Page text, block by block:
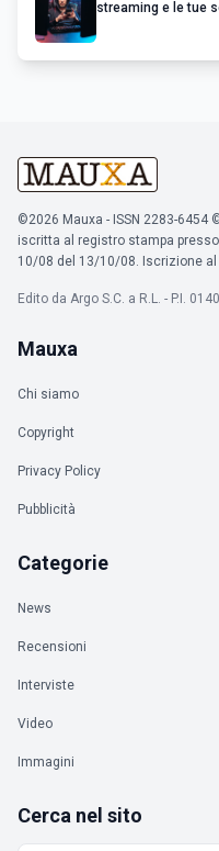
streaming e le tue
©2026 Mauxa - ISSN 2283-
iscritta al registro stampa
10/08 del 13/10/08. Iscrizione al
Edito da Argo S.C. a R.L. - P.I.
Mauxa
Chi siamo
Copyright
Privacy Policy
Pubblicità
Categorie
News
Recensioni
Interviste
Video
Immagini
Cerca nel sito